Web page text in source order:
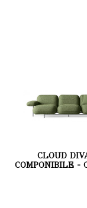
CLOUD
COMPONIBILE -